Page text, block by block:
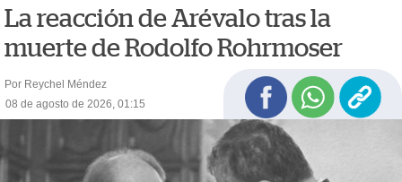
La reacción de Arévalo tras la
muerte de Rodolfo Rohrmoser
Por Reychel Méndez
08 de agosto de 2026, 01:15